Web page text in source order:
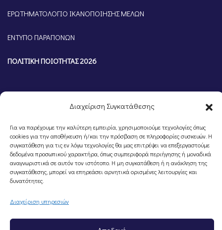
Διαχείριση Συγκατάθεσης
Για να παρέχουμε την καλύτερη εμπειρία, χρησιμοποιούμε τεχνολογίες όπως
cookies για την αποθήκευση ή/και την πρόσβαση σε πληροφορίες συσκευών. Η
συγκατάθεση για τις εν λόγω τεχνολογίες θα μας επιτρέψει να επεξεργαστούμε
δεδομένα προσωπικού χαρακτήρα, όπως συμπεριφορά περιήγησης ή μοναδικά
αναγνωριστικά σε αυτόν τον ιστότοπο. Η μη συγκατάθεση ή η ανάκληση της
συγκατάθεσης, μπορεί να επηρεάσει αρνητικά ορισμένες λειτουργίες και
δυνατότητες.
Διαχείριση υπηρεσιών
ΕΡΩΤΗΜΑΤΟΛΟΓΙΟ ΙΚΑΝΟΠΟΙΗΣΗΣ ΜΕΛΩΝ
ΕΝΤΥΠΟ ΠΑΡΑΠΟΝΩΝ
ΠΟΛΙΤΙΚΗ ΠΟΙΟΤΗΤΑΣ 2026
©Portal Επιμελητηρίου Ημαθίας, Powered byKnowledge A.E.